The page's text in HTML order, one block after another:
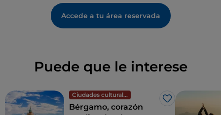
Accede a tu área reservada
Puede que le interese
Ciudades culturales
Me gusta
Bérgamo, corazón